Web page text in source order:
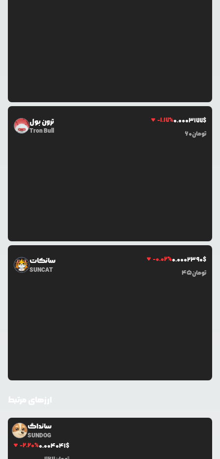
ترون بول
Tron Bull
-1.17%0.0003177$
60تومان
سانکات
SUNCAT
-0.02%0.0002390$
45تومان
سانداگ
SUNDOG
-2.20%0.004041$